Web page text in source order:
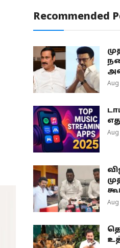
Recommended
Aug
Aug
Aug